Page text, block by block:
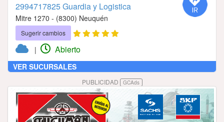
2994717825 Guardia y Logistica
Mitre 1270 - (8300) Neuquén
Sugerir cambios
| Abierto
VER SUCURSALES
PUBLICIDAD GCAds